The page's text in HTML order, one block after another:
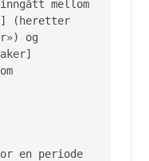
mellom
(heretter
og
en periode